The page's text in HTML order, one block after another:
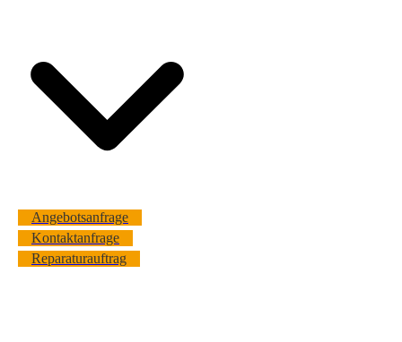
Angebotsanfrage
Kontaktanfrage
Reparaturauftrag